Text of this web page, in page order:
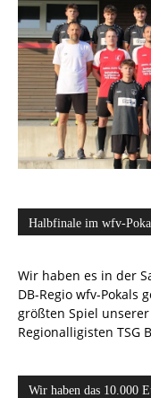
Halbfinale im wfv-
Wir haben es in der
DB-Regio wfv-
größten Spiel
Regionalligisten TSG
Wir haben das 10.000